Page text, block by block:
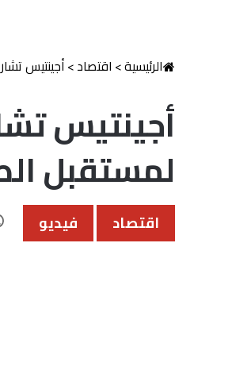
الرئيسية> اقتصاد>أجينتيس
أجينتيس
لمستقبل
اقتصاد فيديو